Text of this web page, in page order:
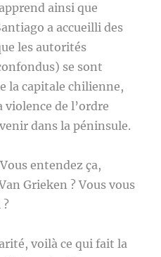
ainsi que
a accueilli des
les autorités
se sont
la capitale chilienne,
violence de l’ordre
dans la péninsule.
entendez ça,
Grieken ? Vous vous
?
voilà ce qui fait la